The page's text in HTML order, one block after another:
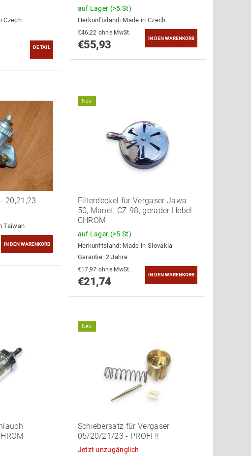
Czech
DETAIL
auf Lager (>5 St)
Herkunftsland: Made in Czech
€46,22 ohne MwSt.
€55,93
20,21,23
Taiwan
Neu
Filterdeckel für Vergaser Jawa
50, Manet, CZ 98, gerader Hebel -
CHROM
auf Lager (>5 St)
Herkunftsland: Made in Slovakia
Garantie: 2 Jahre
€17,97 ohne MwSt.
€21,74
Neu
Schiebersatz für Vergaser
05/20/21/23 - PROFI !!
Jetzt unzugänglich